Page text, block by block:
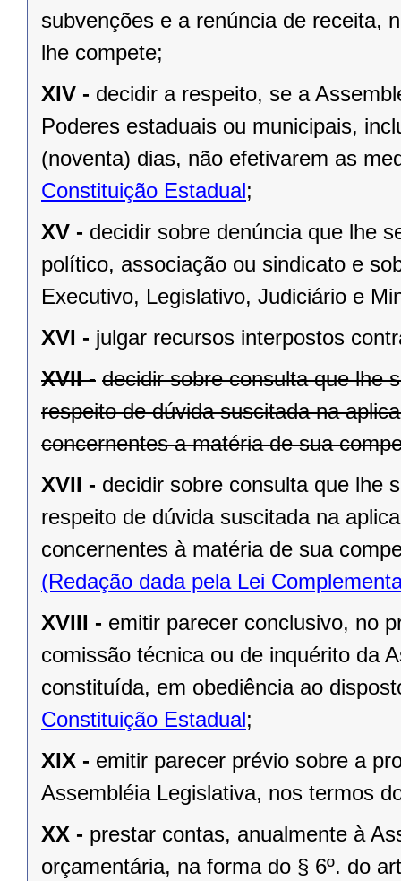
subvenções e a renúncia de receita,
lhe compete;
XIV - decidir a respeito, se a
Poderes estaduais ou municipais,
(noventa) dias, não efetivarem as
Constituição Estadual;
XV - decidir sobre denúncia que lhe
político, associação ou sindicato e
Executivo, Legislativo, Judiciário e
XVI - julgar recursos interpostos
XVII - decidir sobre consulta que lhe
respeito de dúvida suscitada na
concernentes a matéria de sua
XVII - decidir sobre consulta que lhe
respeito de dúvida suscitada na
concernentes à matéria de sua
(Redação dada pela Lei
XVIII - emitir parecer conclusivo, no
comissão técnica ou de inquérito da
constituída, em obediência ao
Constituição Estadual;
XIX - emitir parecer prévio sobre a
Assembléia Legislativa, nos termos
XX - prestar contas, anualmente à
orçamentária, na forma do § 6º. do